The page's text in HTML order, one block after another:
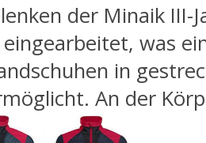
der Minaik III-
eingearbeitet, was
in
An der